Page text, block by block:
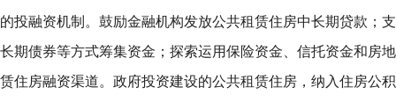
的投融资机制。鼓励金融机构发放公共租赁住房中长期贷款；
长期债券等方式筹集资金；探索运用保险资金、信托资金和房
赁住房融资渠道。政府投资建设的公共租赁住房，纳入住房公